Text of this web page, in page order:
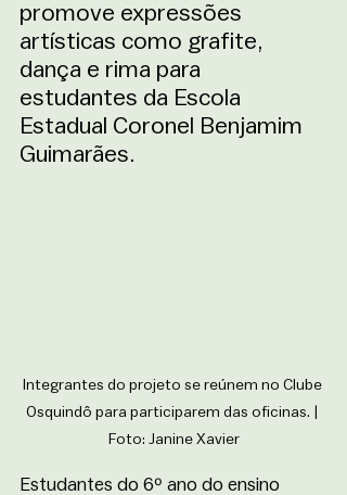
promove expressões
artísticas como grafite,
dança e rima para
estudantes da Escola
Estadual Coronel Benjamim
Guimarães.
Integrantes do projeto se reúnem no Clube
Osquindô para participarem das oficinas. |
Foto: Janine Xavier
Estudantes do 6º ano do ensino